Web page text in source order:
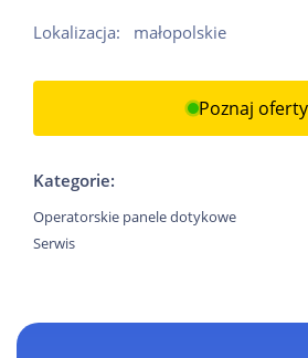
Lokalizacja: małopolskie
Poznaj oferty
Kategorie:
Operatorskie panele dotykowe
Serwis